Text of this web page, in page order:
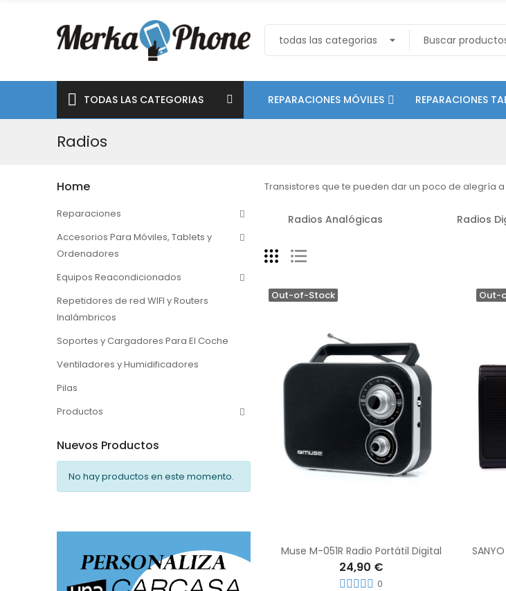
TODAS LAS CATEGORIAS REPARACIONES MÓVILES REPARACIONES
Radios
Home
Reparaciones
Accesorios Para Móviles, Tablets y
Ordenadores
Equipos Reacondicionados
Repetidores de red WIFI y Routers
Inalámbricos
Soportes y Cargadores Para El Coche
Ventiladores y Humidificadores
Pilas
Productos
Nuevos Productos
No hay productos en este momento.
Transistores que te pueden dar un poco de alegría
Radios Analógicas Radios
Out-of-Stock
Muse M-051R Radio Portátil Digital
24,90 €
0
Out-